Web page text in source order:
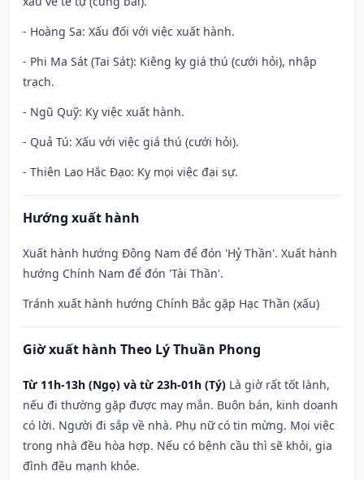
- Hoàng Sa: Xấu đối với việc xuất hành.
- Phi Ma Sát (Tai Sát): Kiêng kỵ giá thú (cưới hỏi), nhập
trạch.
- Ngũ Quỹ: Kỵ việc xuất hành.
- Quả Tú: Xấu với việc giá thú (cưới hỏi).
- Thiên Lao Hắc Đạo: Kỵ mọi việc đại sự.
Hướng xuất hành
Xuất hành hướng Đông Nam để đón 'Hỷ Thần'. Xuất hành
hướng Chính Nam để đón 'Tài Thần'.
Tránh xuất hành hướng Chính Bắc gặp Hạc Thần (xấu)
Giờ xuất hành Theo Lý Thuần Phong
Từ 11h-13h (Ngọ) và từ 23h-01h (Tý) Là giờ rất tốt lành,
nếu đi thường gặp được may mắn. Buôn bán, kinh doanh
có lời. Người đi sắp về nhà. Phụ nữ có tin mừng. Mọi việc
trong nhà đều hòa hợp. Nếu có bệnh cầu thì sẽ khỏi, gia
đình đều mạnh khỏe.